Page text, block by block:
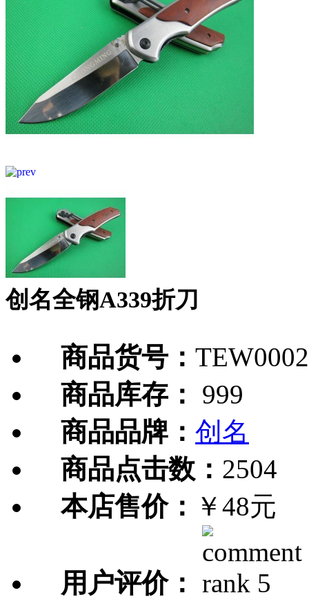
创名全钢A339折刀
商品货号：
商品库存：
999
商品品牌： 创名
商品点击数： 2504
本店售价： ￥48元
用户评价：